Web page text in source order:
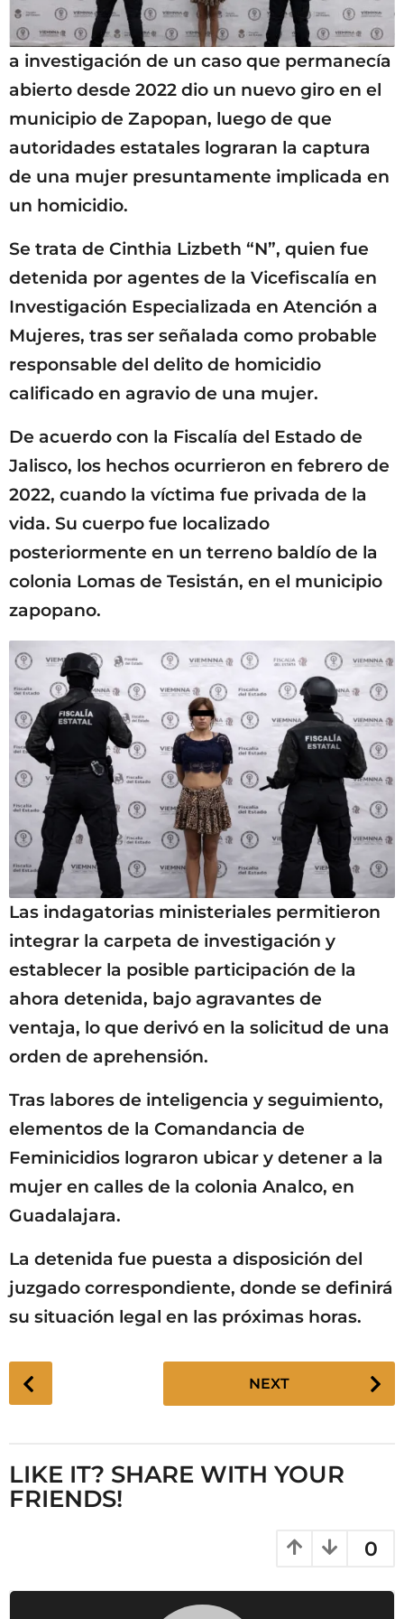
a investigación de un caso que permanecía
abierto desde 2022 dio un nuevo giro en el
municipio de Zapopan, luego de que
autoridades estatales lograran la captura
de una mujer presuntamente implicada en
un homicidio.
Se trata de Cinthia Lizbeth “N”, quien fue
detenida por agentes de la Vicefiscalía en
Investigación Especializada en Atención a
Mujeres, tras ser señalada como probable
responsable del delito de homicidio
calificado en agravio de una mujer.
De acuerdo con la Fiscalía del Estado de
Jalisco, los hechos ocurrieron en febrero de
2022, cuando la víctima fue privada de la
vida. Su cuerpo fue localizado
posteriormente en un terreno baldío de la
colonia Lomas de Tesistán, en el municipio
zapopano.
Las indagatorias ministeriales permitieron
integrar la carpeta de investigación y
establecer la posible participación de la
ahora detenida, bajo agravantes de
ventaja, lo que derivó en la solicitud de una
orden de aprehensión.
Tras labores de inteligencia y seguimiento,
elementos de la Comandancia de
Feminicidios lograron ubicar y detener a la
mujer en calles de la colonia Analco, en
Guadalajara.
La detenida fue puesta a disposición del
juzgado correspondiente, donde se definirá
su situación legal en las próximas horas.
P
o
P
a
a
NEXT
LIKE IT? SHARE WITH YOUR
FRIENDS!
0